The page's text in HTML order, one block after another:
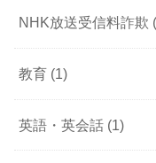
NHK放送受信料詐欺
教育 (1)
英語・英会話 (1)